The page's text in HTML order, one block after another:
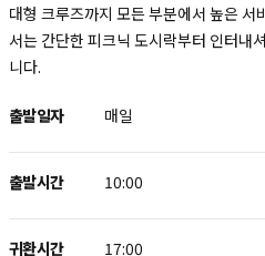
대형 크루즈까지 모든 부분에서 높은
서는 간단한 피크닉 도시락부터 인터내
니다.
출발일자 매일
출발시간 10:00
귀환시간 17:00